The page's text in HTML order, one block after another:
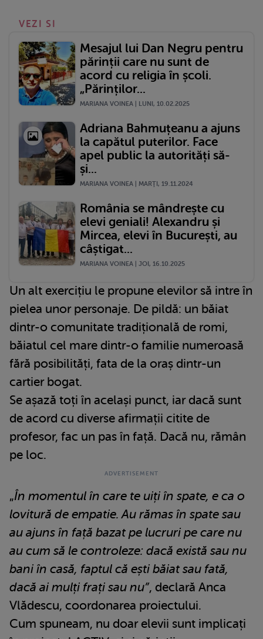
VEZI SI
Mesajul lui Dan Negru pentru
părinții care nu sunt de
acord cu religia în școli.
„Părinților...
MARIANA VOINEA | LUNI, 10.02.2025
Adriana Bahmuțeanu a ajuns
la capătul puterilor. Face
apel public la autorități să-
și...
MARIANA VOINEA | MARŢI, 19.11.2024
România se mândrește cu
elevi geniali! Alexandru și
Mircea, elevi în București, au
câștigat...
MARIANA VOINEA | JOI, 16.10.2025
Un alt exercițiu le propune elevilor să intre în
pielea unor personaje. De pildă: un băiat
dintr-o comunitate tradițională de romi,
băiatul cel mare dintr-o familie numeroasă
fără posibilități, fata de la oraș dintr-un
cartier bogat.
Se așază toți în același punct, iar dacă sunt
de acord cu diverse afirmații citite de
profesor, fac un pas în față. Dacă nu, rămân
pe loc.
„În momentul în care te uiți în spate, e ca o
lovitură de empatie. Au rămas în spate sau
au ajuns în față bazat pe lucruri pe care nu
au cum să le controleze: dacă există sau nu
bani în casă, faptul că ești băiat sau fată,
dacă ai mulți frați sau nu”, declară Anca
Vlădescu, coordonarea proiectului.
Cum spuneam, nu doar elevii sunt implicați